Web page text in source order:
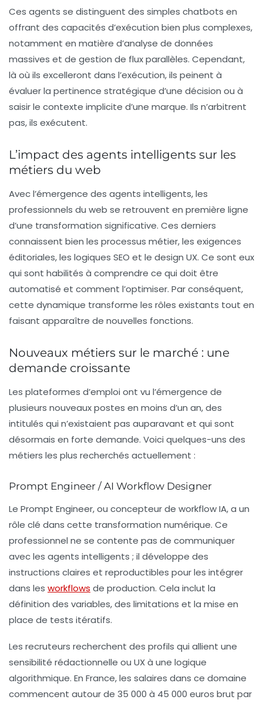
Ces agents se distinguent des simples chatbots en
offrant des capacités d’exécution bien plus complexes,
notamment en matière d’analyse de données
massives et de gestion de flux parallèles. Cependant,
là où ils excelleront dans l’exécution, ils peinent à
évaluer la pertinence stratégique d’une décision ou à
saisir le contexte implicite d’une marque. Ils n’arbitrent
pas, ils exécutent.
L’impact des agents intelligents sur les
métiers du web
Avec l’émergence des agents intelligents, les
professionnels du web se retrouvent en première ligne
d’une transformation significative. Ces derniers
connaissent bien les processus métier, les exigences
éditoriales, les logiques SEO et le design UX. Ce sont eux
qui sont habilités à comprendre ce qui doit être
automatisé et comment l’optimiser. Par conséquent,
cette dynamique transforme les rôles existants tout en
faisant apparaître de nouvelles fonctions.
Nouveaux métiers sur le marché : une
demande croissante
Les plateformes d’emploi ont vu l’émergence de
plusieurs nouveaux postes en moins d’un an, des
intitulés qui n’existaient pas auparavant et qui sont
désormais en forte demande. Voici quelques-uns des
métiers les plus recherchés actuellement :
Prompt Engineer / AI Workflow Designer
Le Prompt Engineer, ou concepteur de workflow IA, a un
rôle clé dans cette transformation numérique. Ce
professionnel ne se contente pas de communiquer
avec les agents intelligents ; il développe des
instructions claires et reproductibles pour les intégrer
dans les workflows de production. Cela inclut la
définition des variables, des limitations et la mise en
place de tests itératifs.
Les recruteurs recherchent des profils qui allient une
sensibilité rédactionnelle ou UX à une logique
algorithmique. En France, les salaires dans ce domaine
commencent autour de 35 000 à 45 000 euros brut par